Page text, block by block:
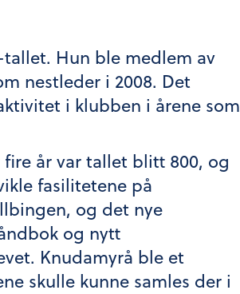
Hun ble medlem av
nestleder i 2008. Det
i klubben i årene som
år var tallet blitt 800, og
fasilitetene på
og det nye
og nytt
Knudamyrå ble et
skulle kunne samles der i